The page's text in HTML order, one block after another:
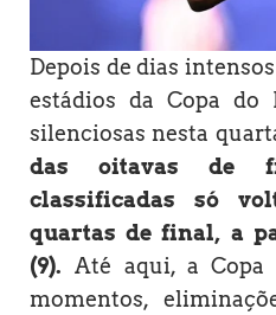
Depois de dias
estádios da Copa do
silenciosas nesta
das oitavas de
classificadas só
quartas de final, a
(9). Até aqui, a Copa
momentos,